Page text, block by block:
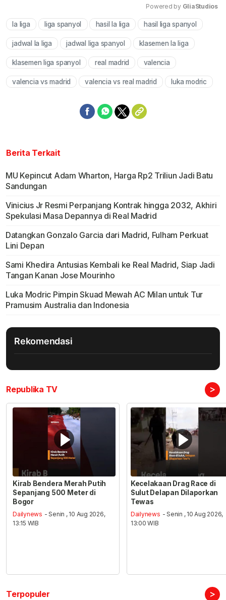
Mute
Powered by GliaStudios
la liga liga spanyol hasil la liga hasil liga spanyol
jadwal la liga jadwal liga spanyol klasemen la liga
klasemen liga spanyol real madrid valencia
valencia vs madrid valencia vs real madrid luka modric
Berita Terkait
MU Kepincut Adam Wharton, Harga Rp2 Triliun Jadi Batu
Sandungan
Vinicius Jr Resmi Perpanjang Kontrak hingga 2032, Akhiri
Spekulasi Masa Depannya di Real Madrid
Datangkan Gonzalo Garcia dari Madrid, Fulham Perkuat
Lini Depan
Sami Khedira Antusias Kembali ke Real Madrid, Siap Jadi
Tangan Kanan Jose Mourinho
Luka Modric Pimpin Skuad Mewah AC Milan untuk Tur
Pramusim Australia dan Indonesia
Rekomendasi
Republika TV >
Kirab Bendera Merah Putih
Sepanjang 500 Meter di
Bogor
Dailynews - Senin , 10 Aug 2026,
13:15 WIB
Kecelakaan Drag Race di
Sulut Delapan Dilaporkan
Tewas
Dailynews - Senin , 10 Aug 2026,
13:00 WIB
Terpopuler >